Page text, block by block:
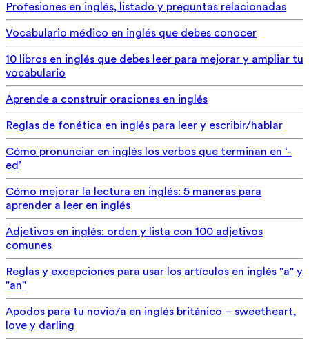
Profesiones en inglés, listado y preguntas relacionadas
Vocabulario médico en inglés que debes conocer
10 libros en inglés que debes leer para mejorar y ampliar tu
vocabulario
Aprende a construir oraciones en inglés
Reglas de fonética en inglés para leer y escribir/hablar
Cómo pronunciar en inglés los verbos que terminan en ‘-
ed’
Cómo mejorar la lectura en inglés: 5 maneras para
aprender a leer en inglés
Adjetivos en inglés: orden y lista con 100 adjetivos
comunes
Reglas y excepciones para usar los artículos en inglés "a" y
"an"
Apodos para tu novio/a en inglés británico – sweetheart,
love y darling